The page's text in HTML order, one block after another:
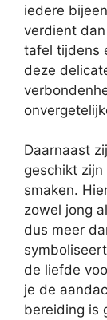
iedere
verdient
tafel tijdens
deze
Daarnaast
geschikt
smaken.
zowel jong
dus meer
de liefde
je de
bereiding is